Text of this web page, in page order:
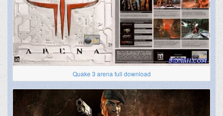
Quake 3 arena full download